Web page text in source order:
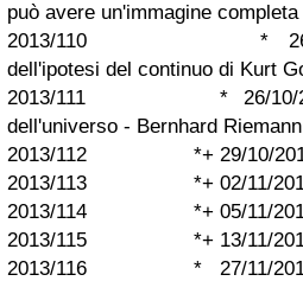
può avere un'immagine
2013/110 * 26/10/
dell'ipotesi del continuo di Kurt
2013/111 * 26/10/2012
dell'universo - Bernhard Riemann
2013/112 *+ 29/10/2012
2013/113 *+ 02/11/2012
2013/114 *+ 05/11/2012
2013/115 *+ 13/11/2012
2013/116 * 27/11/2012